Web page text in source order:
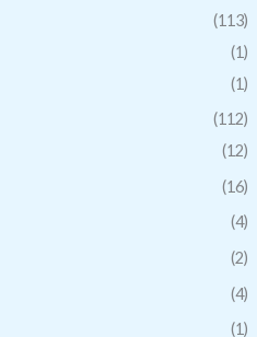
(113)
(1)
(1)
(112)
(12)
(16)
(4)
(2)
(4)
(1)